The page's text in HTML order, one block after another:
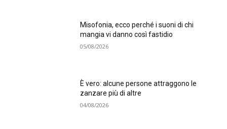
Misofonia, ecco perché i suoni di chi
mangia vi danno così fastidio
05/08/2026
È vero: alcune persone attraggono le
zanzare più di altre
04/08/2026